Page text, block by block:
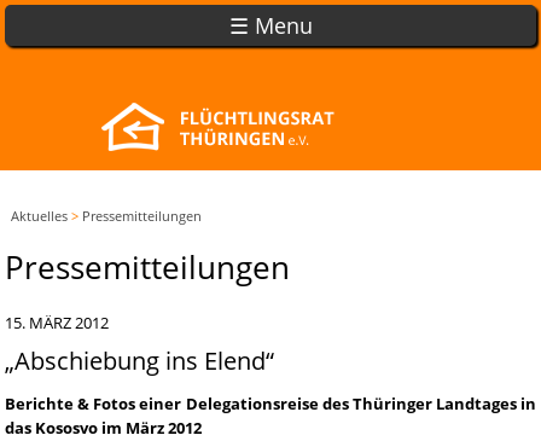
☰ Menu
Aktuelles > Pressemitteilungen
Pressemitteilungen
15. MÄRZ 2012
„Abschiebung ins Elend“
Berichte & Fotos einer Delegationsreise des Thüringer Landtages in
das Kososvo im März 2012